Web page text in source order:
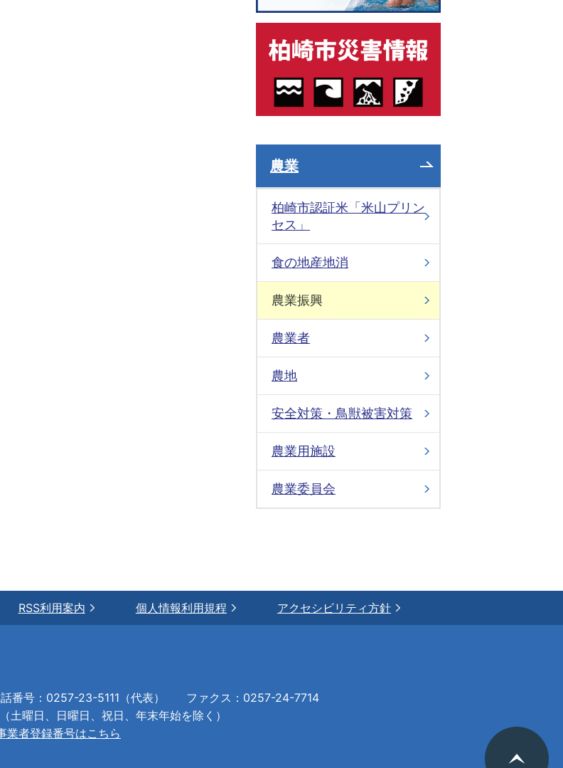
農業
柏崎市認証米「米山プリン
セス」
食の地産地消
農業振興
農業者
農地
安全対策・鳥獣被害対策
農業用施設
農業委員会
RSS利用案内 個人情報利用規程 アクセシビリティ方針
番号：0257-23-5111（代表）
ファクス：0257-24-7714
曜日、日曜日、祝日、年末年始を除く）
業者登録番号はこちら